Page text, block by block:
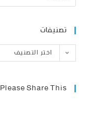
تصنيفات
اختر التصنيف
Please Share This